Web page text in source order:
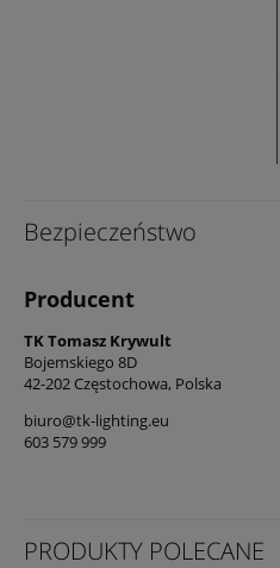
Bezpieczeństwo
Producent
TK Tomasz Krywult
Bojemskiego 8D
42-202 Częstochowa, Polska
biuro@tk-lighting.eu
603 579 999
PRODUKTY POLECANE